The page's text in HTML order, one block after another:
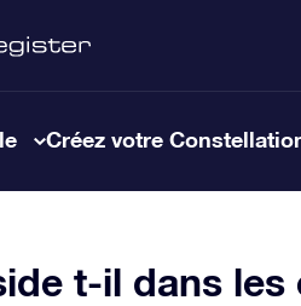
Créez votre
t-il dans